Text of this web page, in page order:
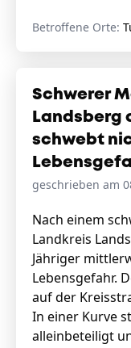
Zeit fürs
Betroffene Orte:
Schwerer
Landsberg
schwebt
geschrieben am
Nach einem
Landkreis
Jähriger
Lebensgefahr.
auf der
In einer Kurve
alleinbeteiligt